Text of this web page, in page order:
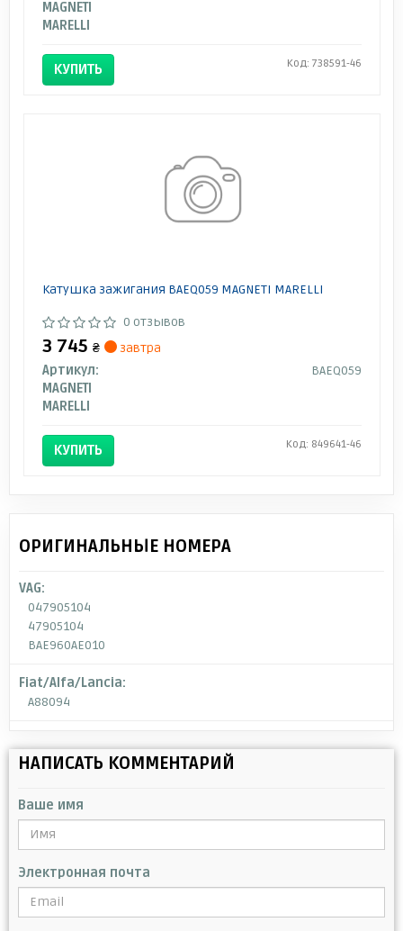
MAGNETI
MARELLI
КУПИТЬ Код: 738591-46
Катушка зажигания BAEQ059 MAGNETI MARELLI
0 отзывов
3 745 ₴
завтра
Артикул:
BAEQ059
MAGNETI
MARELLI
КУПИТЬ Код: 849641-46
ОРИГИНАЛЬНЫЕ НОМЕРА
VAG:
047905104
47905104
BAE960AE010
Fiat/Alfa/Lancia:
A88094
НАПИСАТЬ КОММЕНТАРИЙ
Ваше имя
Электронная почта